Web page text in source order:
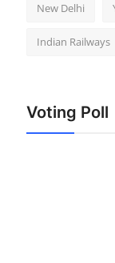
New Delhi
Indian Railways
Voting Poll